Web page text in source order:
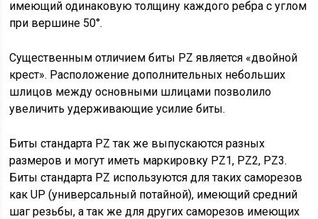
имеющий одинаковую толщину каждого ребра с углом
при вершине 50°.
Существенным отличием биты PZ является «двойной
крест». Расположение дополнительных небольших
шлицов между основными шлицами позволило
увеличить удерживающие усилие биты.
Биты стандарта PZ так же выпускаются разных
размеров и могут иметь маркировку PZ1, PZ2, PZ3.
Биты стандарта PZ используются для таких саморезов
как UP (универсальный потайной), имеющий средний
шаг резьбы, а так же для других саморезов имеющих